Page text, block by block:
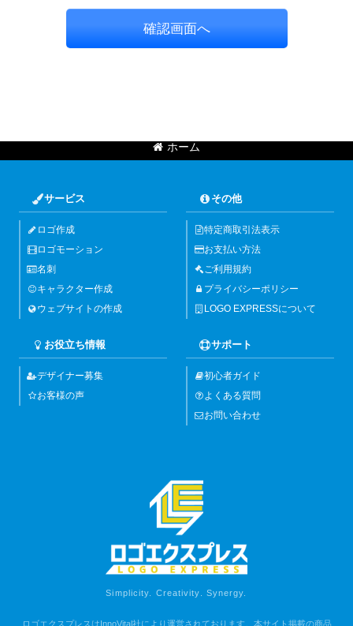
確認画面へ
ホーム
サービス
ロゴ作成
ロゴモーション
名刺
キャラクター作成
ウェブサイトの作成
その他
特定商取引法表示
お支払い方法
ご利用規約
プライバシーポリシー
LOGO EXPRESSについて
お役立ち情報
デザイナー募集
お客様の声
サポート
初心者ガイド
よくある質問
お問い合わせ
Simplicity. Creativity. Synergy.
ロゴエクスプレスはInnoVital社により運営されております。本サイト掲載の商品